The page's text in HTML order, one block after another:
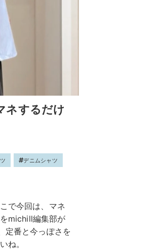
ネするだけ
デニムシャツ
で今回は、マネ
michill編集部が
定番と今っぽさを
ね。